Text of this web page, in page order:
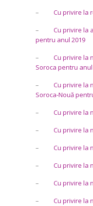
–
Cu privire la
– Cu privire la
pentru anul 2019
– Cu privire la
Soroca pentru anul
– Cu privire la
Soroca-Nouă
– Cu privire la
– Cu privire la
–
Cu privire la
– Cu privire la
– Cu privire la
– Cu privire la